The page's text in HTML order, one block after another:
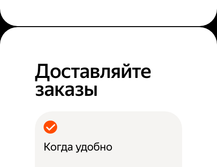
Доставляйте
заказы
Когда удобно